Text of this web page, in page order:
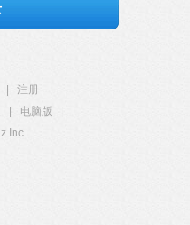
注册
电脑版
Inc.